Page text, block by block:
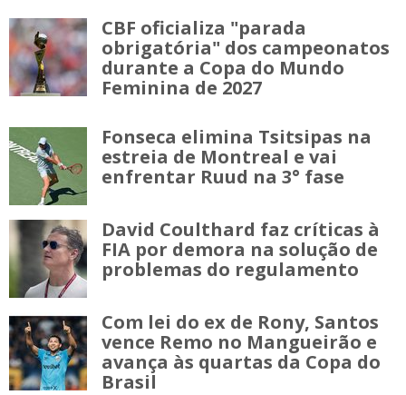
CBF oficializa "parada
obrigatória" dos campeonatos
durante a Copa do Mundo
Feminina de 2027
Fonseca elimina Tsitsipas na
estreia de Montreal e vai
enfrentar Ruud na 3° fase
David Coulthard faz críticas à
FIA por demora na solução de
problemas do regulamento
Com lei do ex de Rony, Santos
vence Remo no Mangueirão e
avança às quartas da Copa do
Brasil